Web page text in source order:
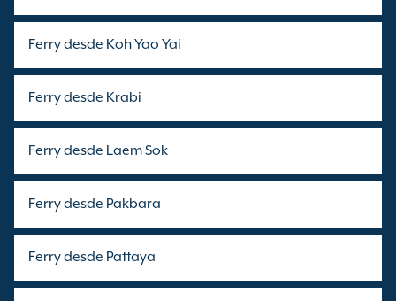
Ferry desde Koh Yao Yai
Ferry desde Krabi
Ferry desde Laem Sok
Ferry desde Pakbara
Ferry desde Pattaya